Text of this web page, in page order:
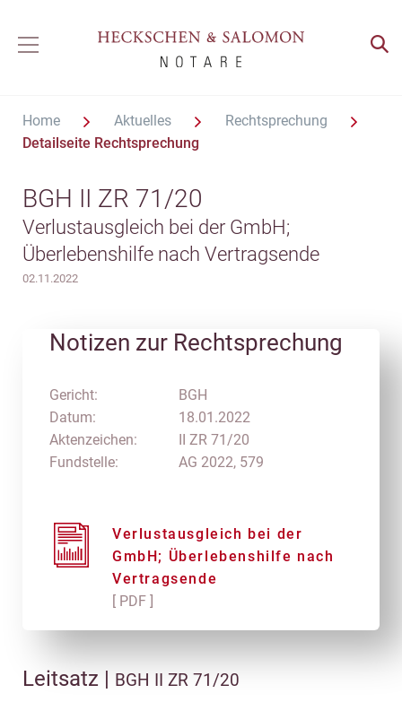
Home Aktuelles
Rechtsprechung
Detailseite Rechtsprechung
BGH II ZR 71/20
Verlustausgleich bei der GmbH;
Überlebenshilfe nach Vertragsende
02.11.2022
Notizen zur Rechtsprechung
Gericht:
Datum:
Aktenzeichen:
Fundstelle:
BGH
18.01.2022
II ZR 71/20
AG 2022, 579
Verlustausgleich bei der
GmbH; Überlebenshilfe nach
Vertragsende
[ PDF ]
Leitsatz | BGH II ZR 71/20